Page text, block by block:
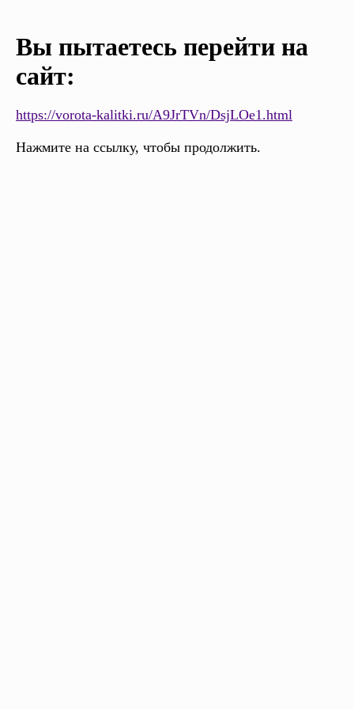
Вы пытаетесь перейти на
сайт:
https://vorota-kalitki.ru/A9JrTVn/DsjLOe1.html
Нажмите на ссылку, чтобы продолжить.